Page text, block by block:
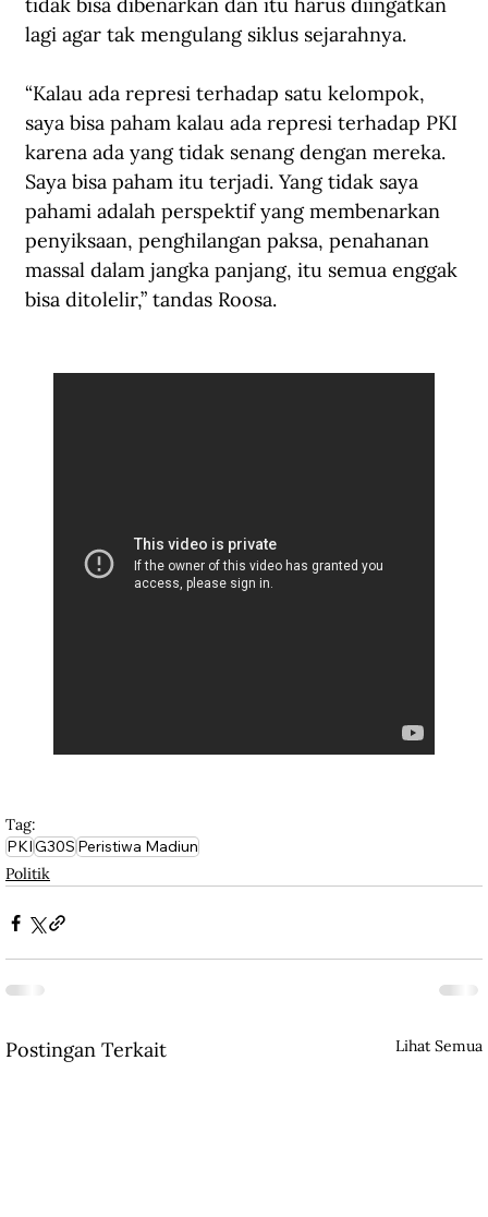
tidak bisa dibenarkan dan itu harus diingatkan
lagi agar tak mengulang siklus sejarahnya.
“Kalau ada represi terhadap satu kelompok,
saya bisa paham kalau ada represi terhadap PKI
karena ada yang tidak senang dengan mereka.
Saya bisa paham itu terjadi. Yang tidak saya
pahami adalah perspektif yang membenarkan
penyiksaan, penghilangan paksa, penahanan
massal dalam jangka panjang, itu semua enggak
bisa ditolelir,” tandas Roosa.
Tag:
PKIG30S Peristiwa Madiun
Politik
Postingan Terkait Lihat Semua